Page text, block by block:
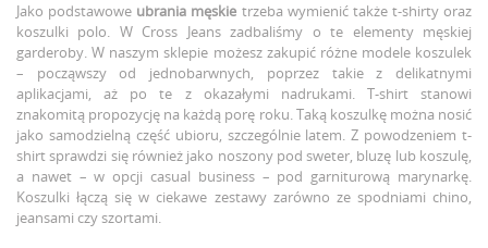
Jako podstawowe ubrania męskie trzeba wymienić także t-shirty oraz
koszulki polo. W Cross Jeans zadbaliśmy o te elementy męskiej
garderoby. W naszym sklepie możesz zakupić różne modele koszulek
– począwszy od jednobarwnych, poprzez takie z delikatnymi
aplikacjami, aż po te z okazałymi nadrukami. T-shirt stanowi
znakomitą propozycję na każdą porę roku. Taką koszulkę można nosić
jako samodzielną część ubioru, szczególnie latem. Z powodzeniem t-
shirt sprawdzi się również jako noszony pod sweter, bluzę lub koszulę,
a nawet – w opcji casual business – pod garniturową marynarkę.
Koszulki łączą się w ciekawe zestawy zarówno ze spodniami chino,
jeansami czy szortami.